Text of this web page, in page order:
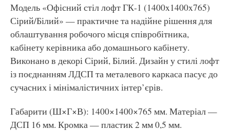
Модель «Офісний стіл лофт ГК-1 (1400x1400x765)
Сірий/Білий» — практичне та надійне рішення для
облаштування робочого місця співробітника,
кабінету керівника або домашнього кабінету.
Виконано в декорі Сірий, Білий. Дизайн у стилі лофт
із поєднанням ЛДСП та металевого каркаса пасує до
сучасних і мінімалістичних інтер’єрів.
Габарити (Ш×Г×В): 1400×1400×765 мм. Матеріал —
ДСП 16 мм. Кромка — пластик 2 мм 0,5 мм.